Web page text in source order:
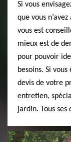
Si vous
que vous
vous est
mieux est de
pour pouvoir
besoins. Si
devis de votre
entretien,
jardin. Tous ses